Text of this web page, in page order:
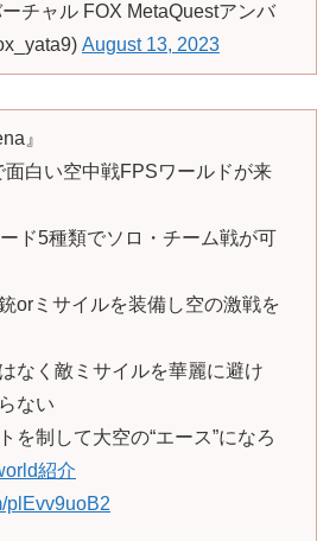
チャル FOX MetaQuestアンバ
August 13, 2023
』
白い空中戦FPSワールドが来
ド5種類でソロ・チーム戦が可
orミサイルを装備し空の激戦を
なく敵ミサイルを華麗に避け
ない
を制して大空の“エース”になろ
紹介
plEvv9uoB2